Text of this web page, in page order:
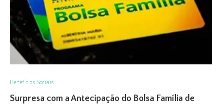
Benefícios Sociais
Surpresa com a Antecipação do Bolsa Família de